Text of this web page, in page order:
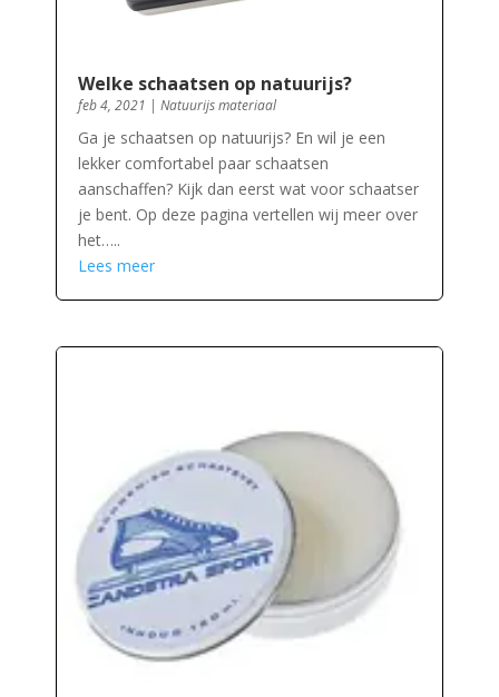
Welke schaatsen op natuurijs?
feb 4, 2021 | Natuurijs materiaal
Ga je schaatsen op natuurijs? En wil je een
lekker comfortabel paar schaatsen
aanschaffen? Kijk dan eerst wat voor schaatser
je bent. Op deze pagina vertellen wij meer over
het…..
Lees meer